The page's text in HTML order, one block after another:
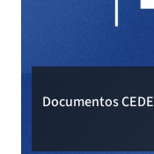
Documentos CEDE